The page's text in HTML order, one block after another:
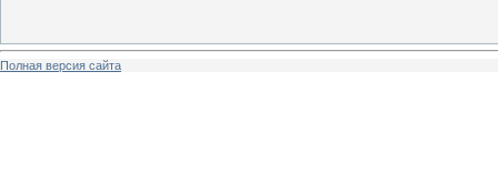
Полная версия сайта